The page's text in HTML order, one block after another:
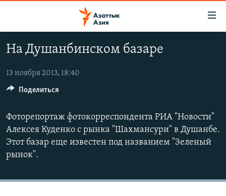
содержанию
Вернутся
главной
навигации
Вернутся
ЦЕНТРАЛЬНАЯ АЗИЯ
КАЗАХСТАН
КЫРГЫЗСТАН
ТАДЖИКИСТАН
НОВОСТИ
ВОЙНА В УКРАИНЕ
ҚАЗАҚША
КЫРГЫЗЧА
ТОҶИКӢ
ПОДПИШИТЕСЬ НА НАС В СОЦСЕТЯХ
Все сайты РСЕ/РС
На Душанбинском базаре
13 ноября 2013, 18:40
Фоторепортаж фотокорреспондента РИА "Новости"
Алексея Куденко с рынка "Шахмансури" в Душанбе.
Этот базар еще известен под названием "Зеленый
рынок".
Поделиться